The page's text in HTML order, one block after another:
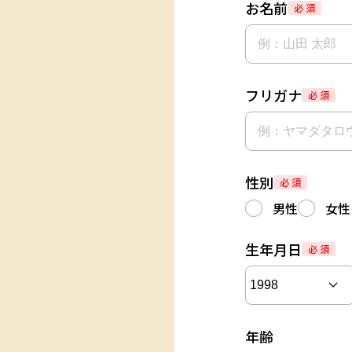
お名前 必 須
フリガナ 必 須
性別 必 須
男性 女性
生年月日 必 須
年齢